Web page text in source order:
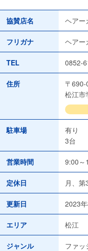
協賛店名 ヘアー
フリガナ ヘアー
TEL 0852-
住所
〒690-
松江市
駐車場
有り
3台
営業時間 9:00～
定休日 月、第
更新日 2023
エリア 松江
ジャンル ファッ